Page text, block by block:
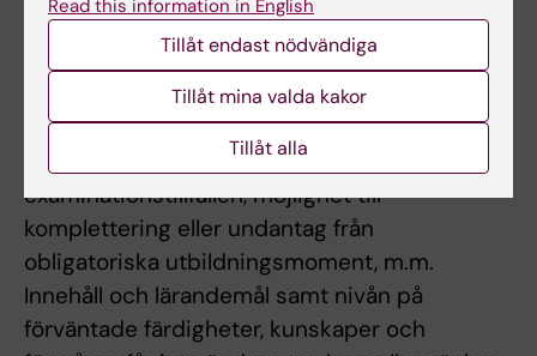
Om det föreligger särskilda skäl, eller behov av
anpassning för student med
funktionsnedsättning, får examinator fatta
beslut om att frångå kursplanens föreskrifter
om examinationsform, antal
examinationstillfällen, möjlighet till
komplettering eller undantag från
obligatoriska utbildningsmoment, m.m.
Innehåll och lärandemål samt nivån på
förväntade färdigheter, kunskaper och
Read this information in English
Tillåt endast nödvändiga
Tillåt mina valda kakor
Tillåt alla